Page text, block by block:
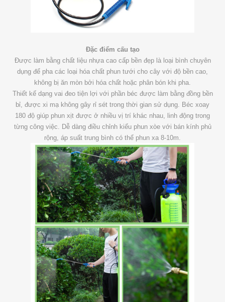
Đặc điểm cấu tạo
Được làm bằng chất liệu nhựa cao cấp bền đẹp là loại bình chuyên
dụng để pha các loại hóa chất phun tưới cho cây với độ bền cao,
không bị ăn mòn bởi hóa chất hoặc phân bón khi pha.
Thiết kế dạng vai đeo tiện lợi với phần béc được làm bằng đồng bền
bỉ, được xi mạ không gây rỉ sét trong thời gian sử dụng. Béc xoay
180 độ giúp phun xịt được ở nhiều vị trí khác nhau, linh động trong
từng công việc. Dễ dàng điều chỉnh kiểu phun xòe với bán kính phủ
rộng, áp suất trung bình có thể phun xa 8-10m.